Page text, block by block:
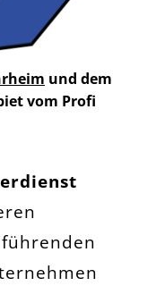
und dem
vom Profi